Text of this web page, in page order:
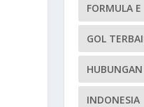
FORMULA E
GOL
INDONESIA